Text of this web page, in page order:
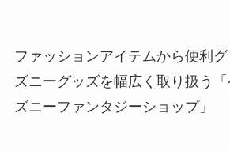
ファッションアイテムから便利
ズニーグッズを幅広く取り扱う
ズニーファンタジーショップ」